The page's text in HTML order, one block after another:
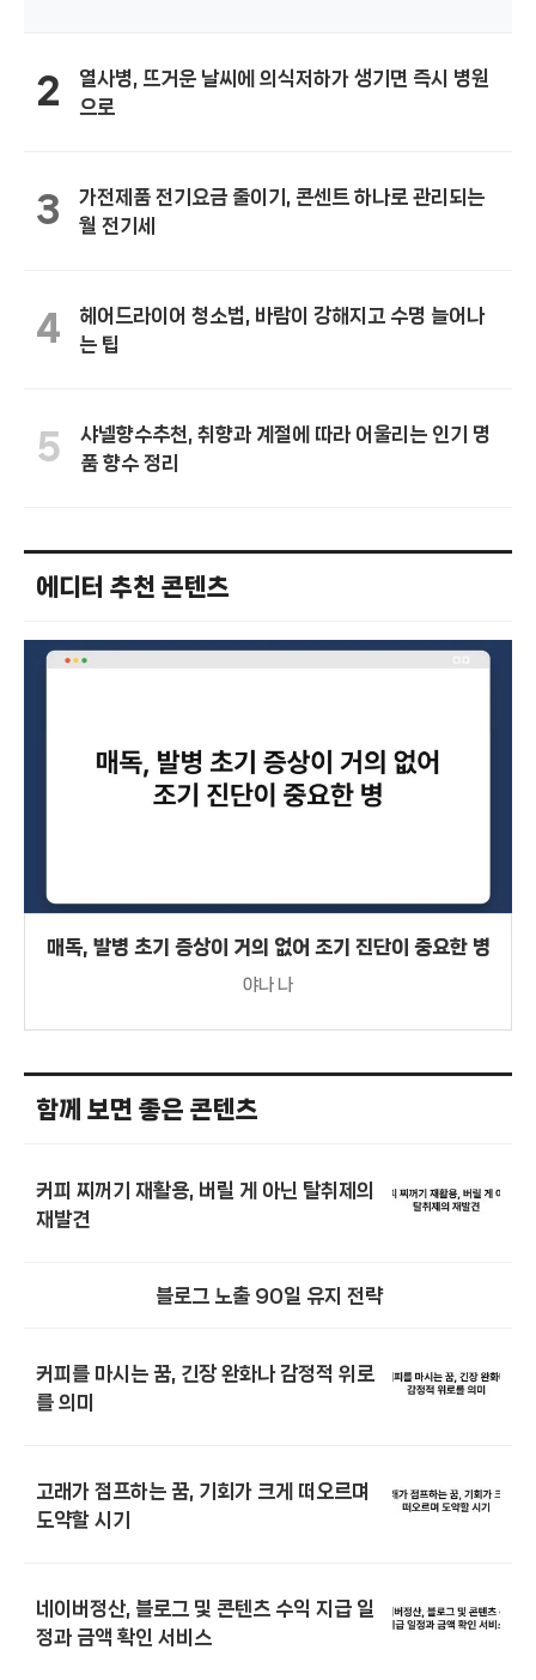
2
열사병, 뜨거운 날씨에 의식저하가 생기면 즉시 병원
으로
3
가전제품 전기요금 줄이기, 콘센트 하나로 관리되는
월 전기세
4
헤어드라이어 청소법, 바람이 강해지고 수명 늘어나
는 팁
5
샤넬향수추천, 취향과 계절에 따라 어울리는 인기 명
품 향수 정리
에디터 추천 콘텐츠
매독, 발병 초기 증상이 거의 없어 조기 진단이 중요한 병
야나 나
함께 보면 좋은 콘텐츠
커피 찌꺼기 재활용, 버릴 게 아닌 탈취제의
재발견
블로그 노출 90일 유지 전략
커피를 마시는 꿈, 긴장 완화나 감정적 위로
를 의미
고래가 점프하는 꿈, 기회가 크게 떠오르며
도약할 시기
네이버정산, 블로그 및 콘텐츠 수익 지급 일
정과 금액 확인 서비스